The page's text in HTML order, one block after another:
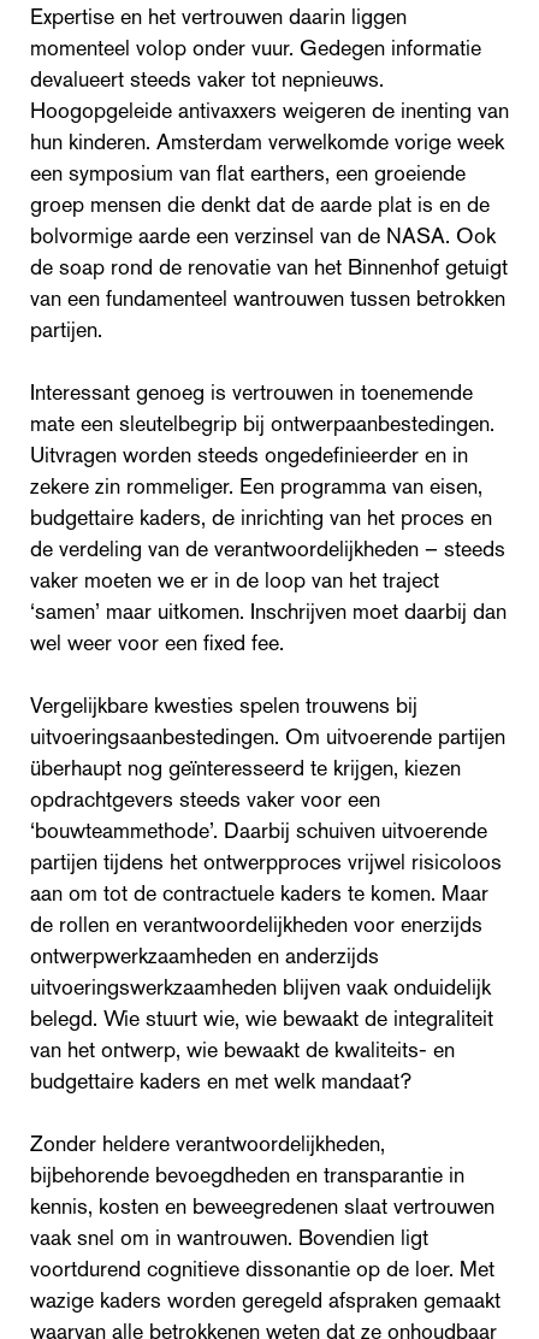
Expertise en het vertrouwen daarin liggen
momenteel volop onder vuur. Gedegen informatie
devalueert steeds vaker tot nepnieuws.
Hoogopgeleide antivaxxers weigeren de inenting van
hun kinderen. Amsterdam verwelkomde vorige week
een symposium van flat earthers, een groeiende
groep mensen die denkt dat de aarde plat is en de
bolvormige aarde een verzinsel van de NASA. Ook
de soap rond de renovatie van het Binnenhof getuigt
van een fundamenteel wantrouwen tussen betrokken
partijen.
Interessant genoeg is vertrouwen in toenemende
mate een sleutelbegrip bij ontwerpaanbestedingen.
Uitvragen worden steeds ongedefinieerder en in
zekere zin rommeliger. Een programma van eisen,
budgettaire kaders, de inrichting van het proces en
de verdeling van de verantwoordelijkheden – steeds
vaker moeten we er in de loop van het traject
‘samen’ maar uitkomen. Inschrijven moet daarbij dan
wel weer voor een fixed fee.
Vergelijkbare kwesties spelen trouwens bij
uitvoeringsaanbestedingen. Om uitvoerende partijen
überhaupt nog geïnteresseerd te krijgen, kiezen
opdrachtgevers steeds vaker voor een
‘bouwteammethode’. Daarbij schuiven uitvoerende
partijen tijdens het ontwerpproces vrijwel risicoloos
aan om tot de contractuele kaders te komen. Maar
de rollen en verantwoordelijkheden voor enerzijds
ontwerpwerkzaamheden en anderzijds
uitvoeringswerkzaamheden blijven vaak onduidelijk
belegd. Wie stuurt wie, wie bewaakt de integraliteit
van het ontwerp, wie bewaakt de kwaliteits- en
budgettaire kaders en met welk mandaat?
Zonder heldere verantwoordelijkheden,
bijbehorende bevoegdheden en transparantie in
kennis, kosten en beweegredenen slaat vertrouwen
vaak snel om in wantrouwen. Bovendien ligt
voortdurend cognitieve dissonantie op de loer. Met
wazige kaders worden geregeld afspraken gemaakt
waarvan alle betrokkenen weten dat ze onhoudbaar